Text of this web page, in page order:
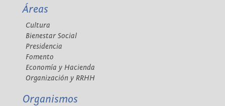
Áreas
Cultura
Bienestar Social
Presidencia
Fomento
Economía y Hacienda
Organización y RRHH
Organismos